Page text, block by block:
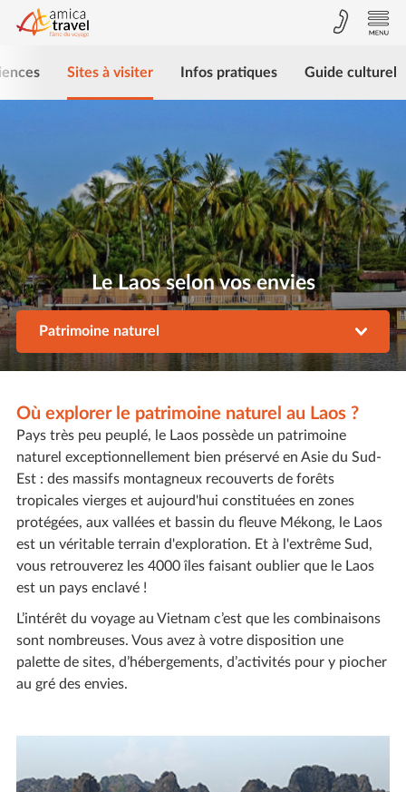
Sites à visiter Infos pratiques Guide culturel
Le Laos selon vos envies
Patrimoine naturel
Où explorer le patrimoine naturel au Laos ?
Pays très peu peuplé, le Laos possède un patrimoine
naturel exceptionnellement bien préservé en Asie du Sud-
Est : des massifs montagneux recouverts de forêts
tropicales vierges et aujourd'hui constituées en zones
protégées, aux vallées et bassin du fleuve Mékong, le Laos
est un véritable terrain d'exploration. Et à l'extrême Sud,
vous retrouverez les 4000 îles faisant oublier que le Laos
est un pays enclavé !
L’intérêt du voyage au Vietnam c’est que les combinaisons
sont nombreuses. Vous avez à votre disposition une
palette de sites, d’hébergements, d’activités pour y piocher
au gré des envies.